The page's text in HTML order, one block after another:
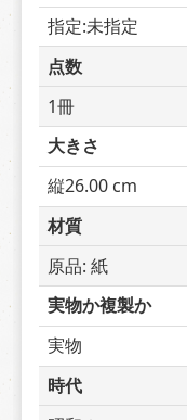
指定:未指定
点数
1冊
大きさ
縦26.00 cm
材質
原品: 紙
実物か複製か
実物
時代